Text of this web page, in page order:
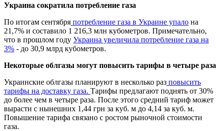
Украина сократила потребление газа
По итогам сентября потребление газа в Украине упало на
21,7% и составило 1 216,3 млн кубометров. Примечательно,
что в прошлом году Украина увеличила потребление газа на
3% - до 30,9 млрд кубометров.
Некоторые облгазы могут повысить тарифы в четыре раза
Украинские облгазы планируют в несколько раз повысить
тарифы на доставку газа. Тарифы предлагают поднять от 30%
до более чем в четыре раза. После этого средний тариф может
вырасти с нынешних 1,44 грн за куб. м до 4,14 за куб. м.
Повышение тарифа связано с ростом рыночной стоимости
газа.